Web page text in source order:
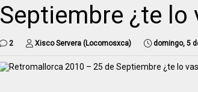
Septiembre ¿te lo
2 Xisco Servera (Locomosxca) domingo, 5